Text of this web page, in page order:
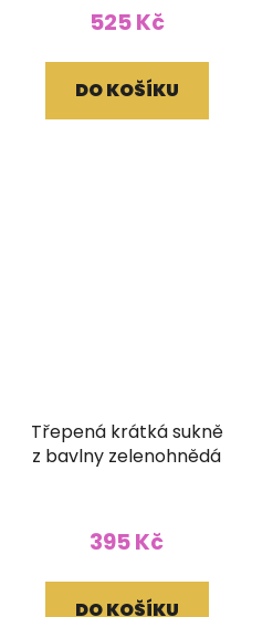
525 Kč
DO KOŠÍKU
Třepená krátká sukně
z bavlny zelenohnědá
395 Kč
DO KOŠÍKU